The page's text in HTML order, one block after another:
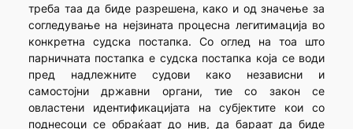
треба таа да биде разрешена, како и од значење за
согледување на нејзината процесна легитимација во
конкретна судска постапка. Со оглед на тоа што
парничната постапка е судска постапка која се води
пред надлежните судови како независни и
самостојни државни органи, тие со закон се
овластени идентификацијата на субјектите кои со
поднесоци се обраќаат до нив, да бараат да биде